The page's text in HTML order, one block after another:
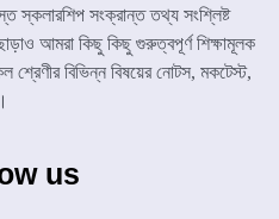
স্কলারশিপ সংক্রান্ত তথ্য সংশ্লিষ্ট
আমরা কিছু কিছু গুরুত্বপূর্ণ শিক্ষামূলক
বিভিন্ন বিষয়ের নোটস, মকটেস্ট,
us